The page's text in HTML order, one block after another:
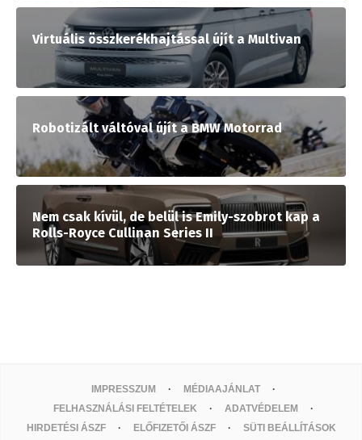
Virtuális összkerékhajtással újít a Multivan
Robotizált váltóval újít a BMW Motorrad
Nem csak kívül, de belül is Emily-szobrot kap a
Rolls-Royce Cullinan Series II
IMPRESSZUM
MÉDIAAJÁNLAT
FELHASZNÁLÁSI FELTÉTELEK
ADATVÉDELEM
HIRDETÉSI ÁSZF
ELŐFIZETŐI ÁSZF SÜTI BEÁLLÍTÁSOK